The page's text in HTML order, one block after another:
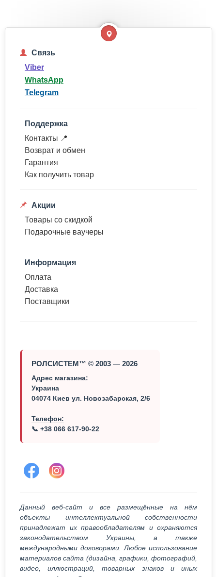
Связь
Viber
WhatsApp
Telegram
Поддержка
Контакты 📍
Возврат и обмен
Гарантия
Как получить товар
Акции
Товары со скидкой
Подарочные ваучеры
Информация
Оплата
Доставка
Поставщики
РОЛСИСТЕМ™ © 2003 — 2026
Адрес магазина:
Украина
04074 Киев ул. Новозабарская, 2/6
Телефон:
📞 +38 066 617-90-22
Данный веб-сайт и все размещённые на нём
объекты интеллектуальной собственности
принадлежат их правообладателям и охраняются
законодательством Украины, а также
международными договорами. Любое использование
материалов сайта (дизайна, графики, фотографий,
видео, иллюстраций, товарных знаков и иных